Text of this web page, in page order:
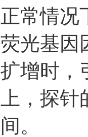
正常情况
荧光基因
扩增时，
上，探
间。